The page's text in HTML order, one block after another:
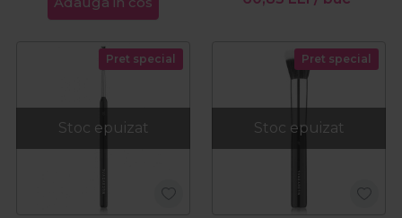
Stoc epuizat
Pret special
Stoc epuizat
Pret special